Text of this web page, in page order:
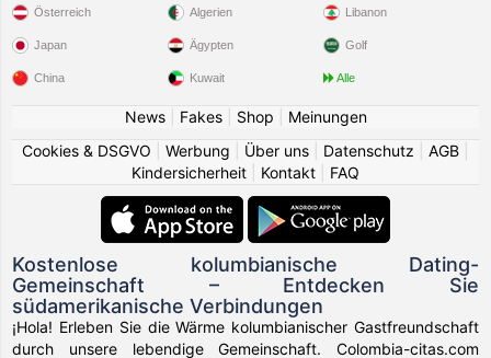
Österreich
Japan
China
Algerien
Ägypten
Kuwait
Libanon
Golf
Alle
News| Fakes| Shop
Meinungen
Cookies & DSGVO
Werbung Über uns Datenschutz AGB
Kindersicherheit
Kontakt FAQ
Kostenlose kolumbianische Dating-
Gemeinschaft – Entdecken Sie
südamerikanische Verbindungen
¡Hola! Erleben Sie die Wärme kolumbianischer Gastfreundschaft
durch unsere lebendige Gemeinschaft. Colombia-citas.com